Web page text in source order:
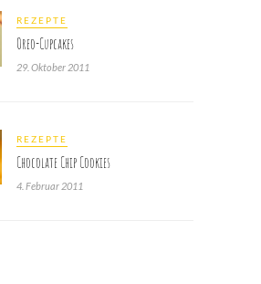
REZEPTE
Oreo-Cupcakes
29. Oktober 2011
REZEPTE
Chocolate Chip Cookies
4. Februar 2011